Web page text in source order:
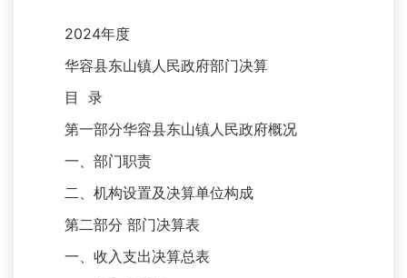
2024年度
华容县东山镇人民政府部门决算
目 录
第一部分华容县东山镇人民政府概况
一、部门职责
二、机构设置及决算单位构成
第二部分 部门决算表
一、收入支出决算总表